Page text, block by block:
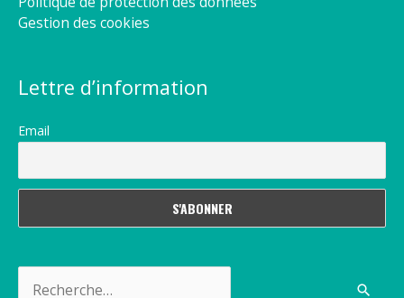
Gestion des cookies
Lettre d’information
Email